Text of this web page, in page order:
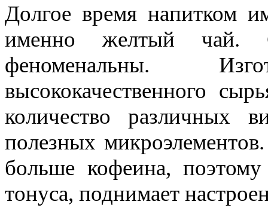
Долгое время напитком
именно желтый чай.
феноменальны.
высококачественного
количество различных
полезных
больше кофеина,
тонуса, поднимает